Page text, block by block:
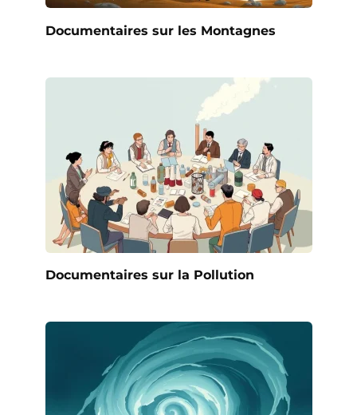
Documentaires sur les Montagnes
Documentaires sur la Pollution